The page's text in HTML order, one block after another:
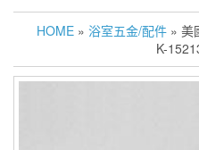
HOME » 浴室五金/配件 » 美
K-